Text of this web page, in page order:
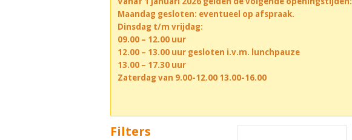
Maandag gesloten: eventueel op afspraak.
Dinsdag t/m vrijdag:
09.00 – 12.00 uur
12.00 – 13.00 uur gesloten i.v.m. lunchpauze
13.00 – 17.30 uur
Zaterdag van 9.00-12.00 13.00-16.00
Filters